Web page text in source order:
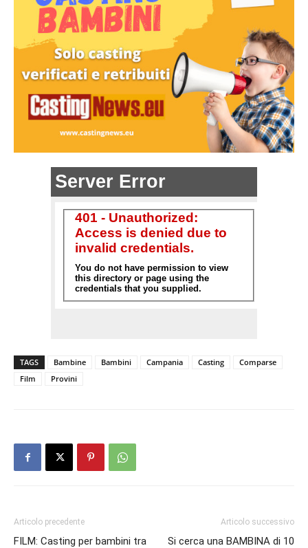
TAGS Bambine Bambini Campania Casting
Comparse
Film
Provini
Articolo precedente
FILM: Casting per bambini tra
Articolo successivo
Si cerca una BAMBINA di 10